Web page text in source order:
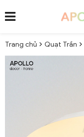
Trang chủ Quạt Trần